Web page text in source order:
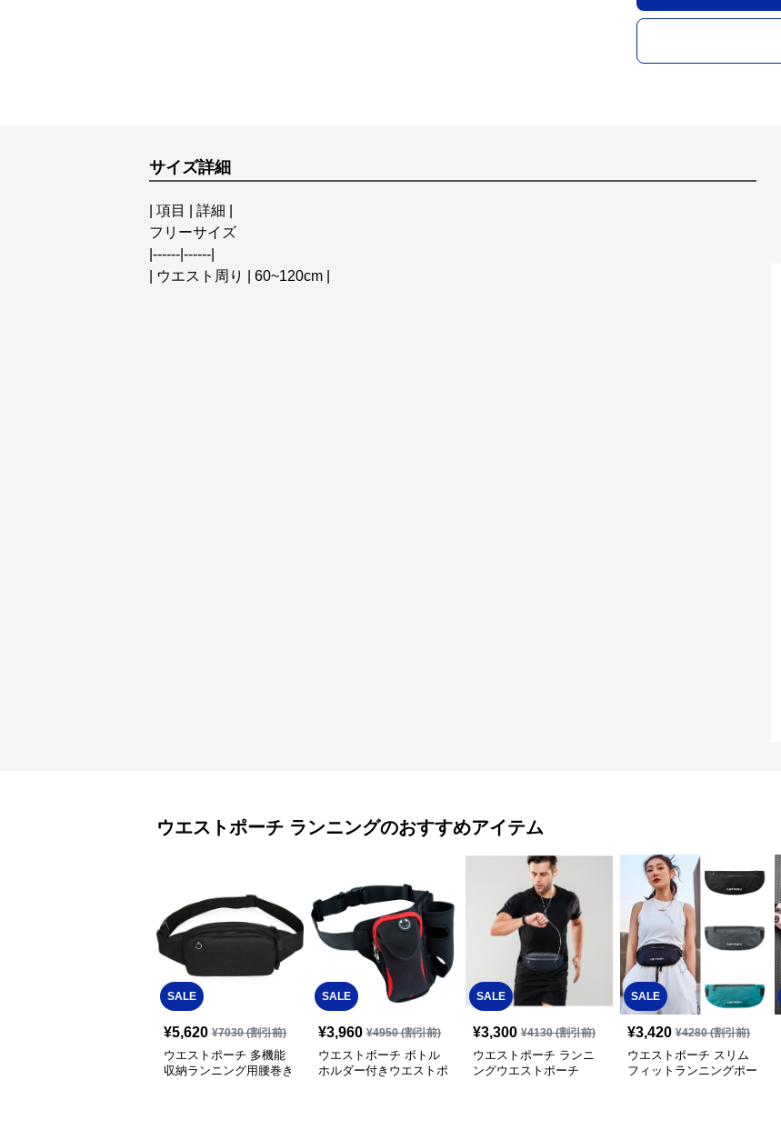
サイズ詳細
| 項目 | 詳細 |
フリーサイズ
|------|------|
| ウエスト周り | 60~120cm |
ウエストポーチ ランニングのおすすめアイテム
SALE
¥5,620 ¥7030(割引前)
ウエストポーチ 多機能
収納ランニング用腰巻き
SALE
¥3,960 ¥4950(割引前)
ウエストポーチ ボトル
ホルダー付きウエストポ
SALE
¥3,300 ¥4130(割引前)
ウエストポーチ ランニ
ングウエストポーチ
SALE
¥3,420 ¥4280(割引前)
ウエストポーチ スリム
フィットランニングポー